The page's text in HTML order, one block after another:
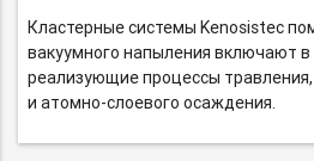
Кластерные системы Kenosistec
вакуумного напыления включают в
реализующие процессы
и атомно-слоевого осаждения.